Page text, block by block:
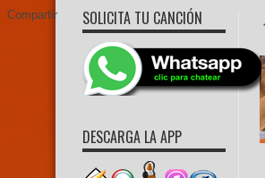
SOLICITA TU CANCIÓN
DESCARGA LA APP
Messenger
Compartir